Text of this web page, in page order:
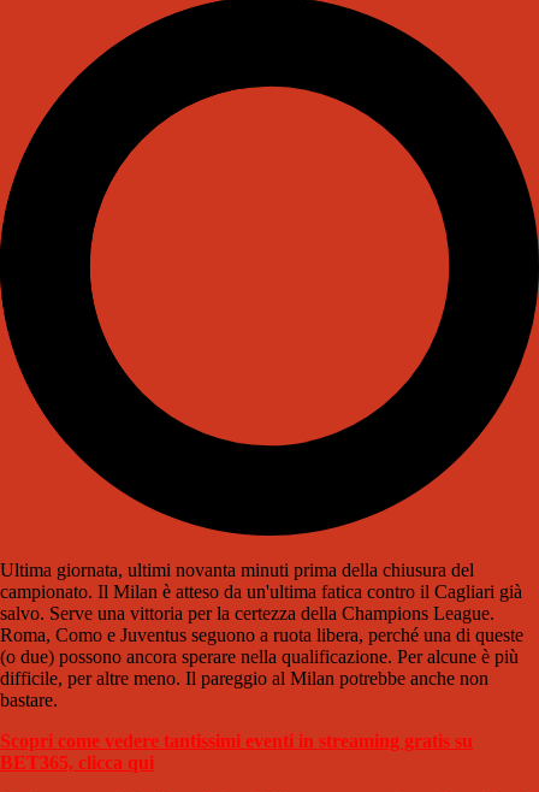
Ultima giornata, ultimi novanta minuti prima della chiusura del
campionato. Il Milan è atteso da un'ultima fatica contro il Cagliari già
salvo. Serve una vittoria per la certezza della Champions League.
Roma, Como e Juventus seguono a ruota libera, perché una di queste
(o due) possono ancora sperare nella qualificazione. Per alcune è più
difficile, per altre meno. Il pareggio al Milan potrebbe anche non
bastare.
Scopri come vedere tantissimi eventi in streaming gratis su
BET365, clicca qui